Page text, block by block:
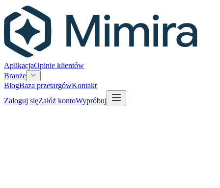
AplikacjaOpinie klientów
Branże
BlogBaza przetargówKontakt
Zaloguj sięZałóż kontoWypróbuj